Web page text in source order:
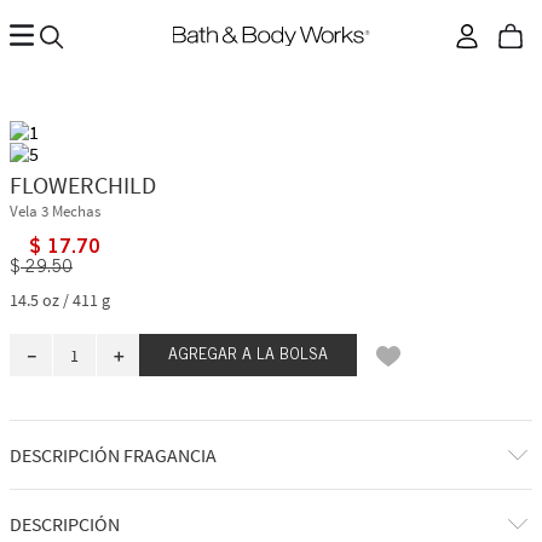
FLOWERCHILD
Vela 3 Mechas
$ 17.70
$ 29.50
14.5 oz / 411 g
＋
－ AGREGAR A LA BOLSA
DESCRIPCIÓN FRAGANCIA
Explora libremente tu propio jardín de hadas de tamaño real con esta
fragancia floral, terrosa y amaderada.
DESCRIPCIÓN